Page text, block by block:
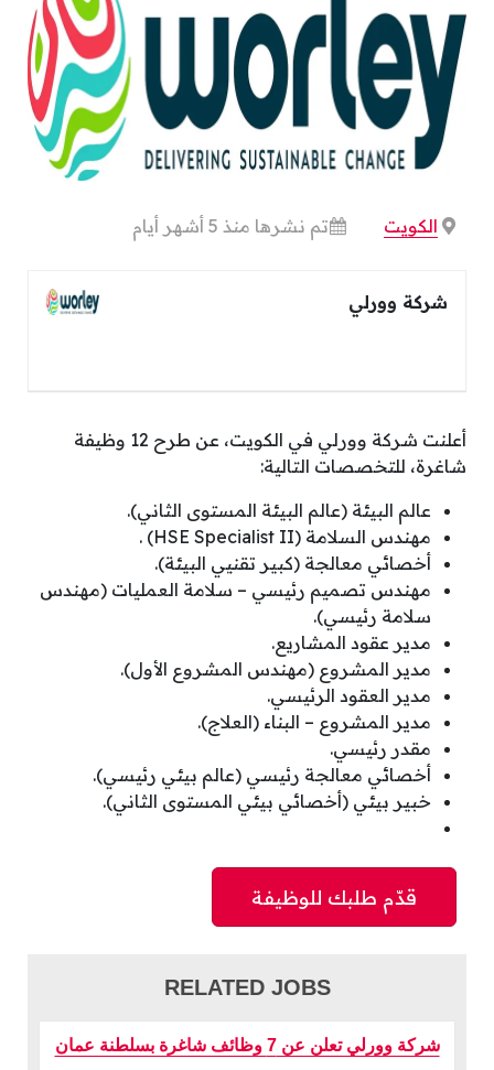
الكويت تم نشرها منذ 5 أشهر أيام
شركة وورلي
أعلنت شركة وورلي في الكويت، عن طرح 12 وظيفة
شاغرة، للتخصصات التالية:
عالم البيئة (عالم البيئة المستوى الثاني).
مهندس السلامة (HSE Specialist II) .
أخصائي معالجة (كبير تقنيي البيئة).
مهندس تصميم رئيسي – سلامة العمليات (مهندس
سلامة رئيسي).
مدير عقود المشاريع.
مدير المشروع (مهندس المشروع الأول).
مدير العقود الرئيسي.
مدير المشروع – البناء (العلاج).
مقدر رئيسي.
أخصائي معالجة رئيسي (عالم بيئي رئيسي).
خبير بيئي (أخصائي بيئي المستوى الثاني).
RELATED JOBS
شركة وورلي تعلن عن 7 وظائف شاغرة بسلطنة عمان